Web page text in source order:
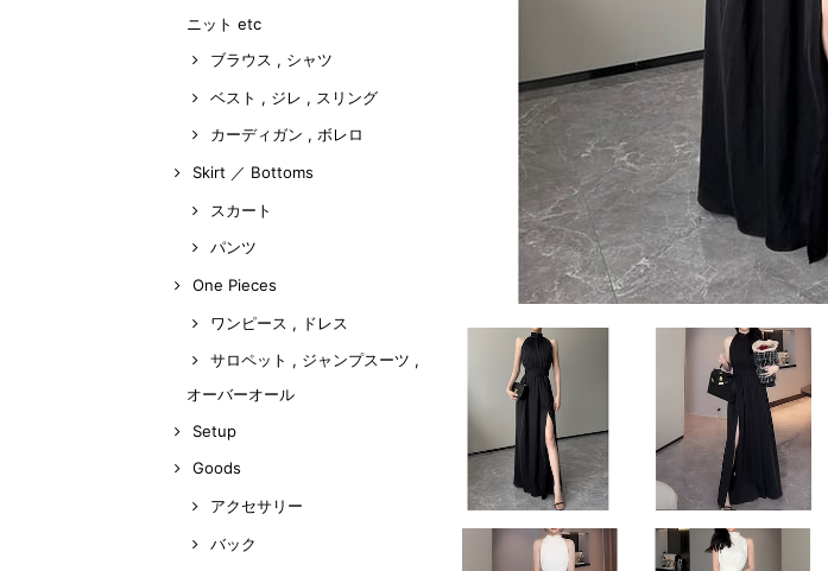
ニット etc
ブラウス , シャツ
ベスト , ジレ , スリング
カーディガン , ボレロ
Skirt ／ Bottoms
スカート
パンツ
One Pieces
ワンピース , ドレス
サロペット , ジャンプスーツ ,
オーバーオール
Setup
Goods
アクセサリー
バック